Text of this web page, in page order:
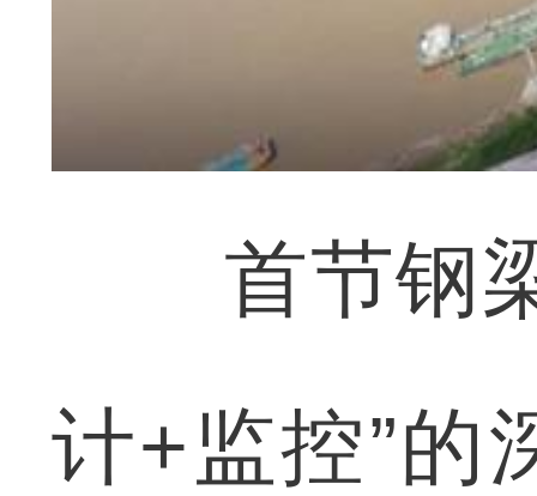
首节钢梁
计+监控”的